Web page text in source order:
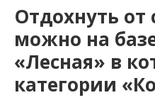
Отдохнуть от
можно на
«Лесная» в
категории